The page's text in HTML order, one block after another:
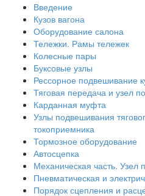
Введение
Кузов вагона
Оборудование салона
Тележки. Рамы тележек
Колесные пары
Буксовые узлы
Рессорное подвешивание
Тяговая передача и узел
Карданная муфта
Узлы подвешивания
токоприемника
Тормозное оборудование
Автосцепка
Механическая часть. Узел
Пневматическая и
Порядок сцепления и